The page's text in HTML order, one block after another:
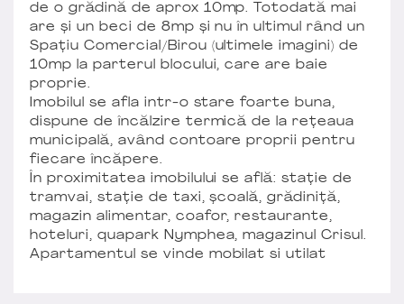
de o grădină de aprox 10mp. Totodată mai
are și un beci de 8mp și nu în ultimul rând un
Spațiu Comercial/Birou (ultimele imagini) de
10mp la parterul blocului, care are baie
proprie.
Imobilul se afla intr-o stare foarte buna,
dispune de încălzire termică de la rețeaua
municipală, având contoare proprii pentru
fiecare încăpere.
În proximitatea imobilului se află: stație de
tramvai, stație de taxi, școală, grădiniță,
magazin alimentar, coafor, restaurante,
hoteluri, quapark Nymphea, magazinul Crisul.
Apartamentul se vinde mobilat si utilat